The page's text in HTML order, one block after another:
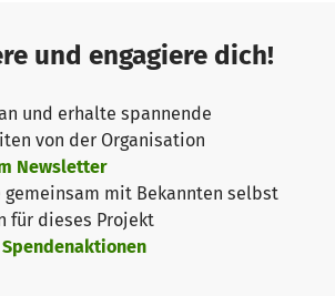
können in unseren
Jahr Setzlinge aufgezogen werden, die
an Kleinbäuerinnen &
werden.
Field Schools werden die
der Kleinbäuerinnen und
Expertenwissen
und engagiere dich!
und erhalte spannende
von der Organisation
Newsletter
gemeinsam mit Bekannten selbst
für dieses Projekt
Spendenaktionen